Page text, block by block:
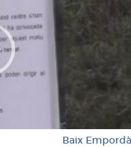
Baix Empordà